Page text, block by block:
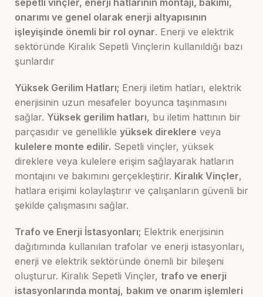
onarımı ve genel olarak enerji altyapısının
işleyişinde önemli bir rol oynar. Enerji ve elektrik
sektöründe Kiralık Sepetli Vinçlerin kullanıldığı bazı
şunlardır
Yüksek Gerilim Hatları; Enerji iletim hatları, elektrik
enerjisinin uzun mesafeler boyunca taşınmasını
sağlar. Yüksek gerilim hatları, bu iletim hattının bir
parçasıdır ve genellikle yüksek direklere veya
kulelere monte edilir. Sepetli vinçler, yüksek
direklere veya kulelere erişim sağlayarak hatların
montajını ve bakımını gerçekleştirir. Kiralık Vinçler,
hatlara erişimi kolaylaştırır ve çalışanların güvenli bir
şekilde çalışmasını sağlar.
Trafo ve Enerji İstasyonları; Elektrik enerjisinin
dağıtımında kullanılan trafolar ve enerji istasyonları,
enerji ve elektrik sektöründe önemli bir bileşeni
oluşturur. Kiralık Sepetli Vinçler, trafo ve enerji
istasyonlarında montaj, bakım ve onarım işlemleri